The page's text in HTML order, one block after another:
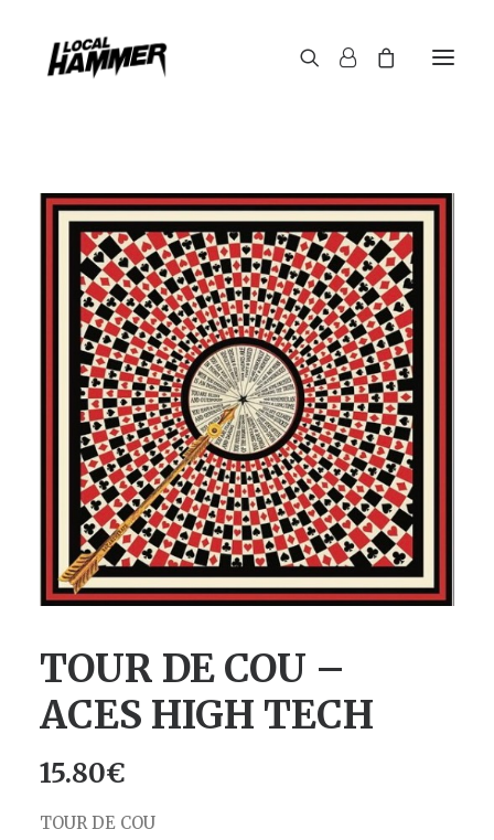
TOUR DE COU –
ACES HIGH TECH
15.80€
TOUR DE COU